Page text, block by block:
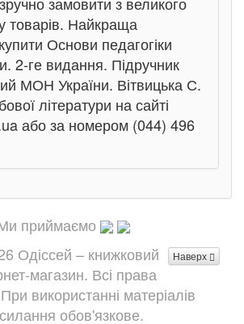
товарів. Найкраща
Основи педагогіки
2-ге видання. Підручник
МОН України. Вітвицька С.
літератури на сайті
або за номером (044) 496
приймаємо
Наверх
Одіссей – книжковий
магазин. Всі права
використанні матеріалів
обов'язкове.